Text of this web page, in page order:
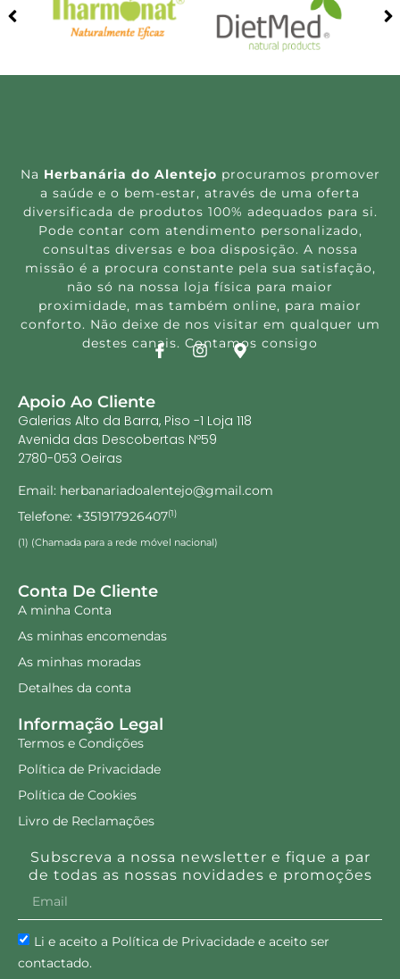
Na Herbanária do Alentejo procuramos promover
a saúde e o bem-estar, através de uma oferta
diversificada de produtos 100% adequados para si.
Pode contar com atendimento personalizado,
consultas diversas e boa disposição. A nossa
missão é a procura constante pela sua satisfação,
não só na nossa loja física para maior
proximidade, mas também online, para maior
conforto. Não deixe de nos visitar em qualquer um
destes canais. Contamos consigo
Apoio Ao Cliente
Galerias Alto da Barra, Piso -1 Loja 118
Avenida das Descobertas Nº59
2780-053 Oeiras
Email: herbanariadoalentejo@gmail.com
Telefone: +351917926407(1)
(1) (Chamada para a rede móvel nacional)
Conta De Cliente
A minha Conta
As minhas encomendas
As minhas moradas
Detalhes da conta
Informação Legal
Termos e Condições
Política de Privacidade
Política de Cookies
Livro de Reclamações
Subscreva a nossa newsletter e fique a par
de todas as nossas novidades e promoções
Li e aceito a Política de Privacidade e aceito ser
contactado.